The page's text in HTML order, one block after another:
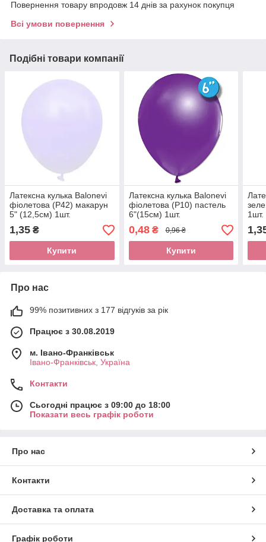
Повернення товару впродовж 14 днів за рахунок покупця
Всі умови повернення
Подібні товари компанії
Латексна кулька Balonevi
фіолетова (P42) макарун
5" (12,5см) 1шт.
1,35 ₴
Купити
Латексна кулька Balonevi
фіолетова (P10) пастель
6"(15см) 1шт.
0,48₴ 0,96 ₴
Купити
1шт.
Про нас
99% позитивних з 177 відгуків за рік
Працює з 30.08.2019
м. Івано-Франківськ
Івано-Франківськ, Україна
Контакти
Сьогодні працює з 09:00 до 18:00
Показати весь графік роботи
Про нас
Контакти
Доставка та оплата
Графік роботи